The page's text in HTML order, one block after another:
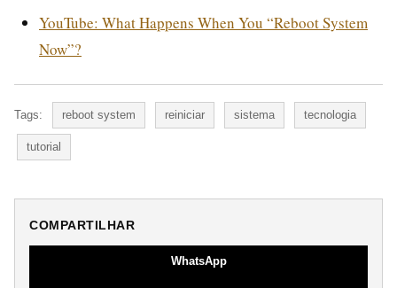
YouTube: What Happens When You “Reboot System
Now”?
Tags: reboot system reiniciar sistema tecnologia
tutorial
COMPARTILHAR
WhatsApp